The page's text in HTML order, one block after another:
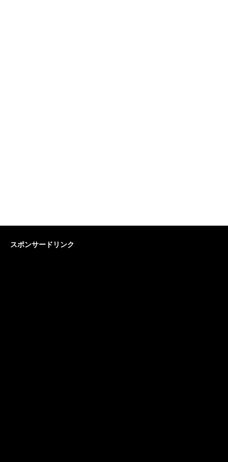
スポンサードリンク